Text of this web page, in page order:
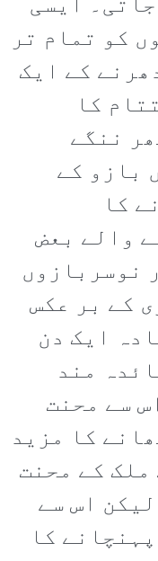
کو تمام تر
کے ایک
کا
ننگے
بازو کے
کا
والے بعض
نوسربازوں
کے بر عکس
ایک دن
مند
سے محنت
کا مزید
کے محنت
اس سے
کا